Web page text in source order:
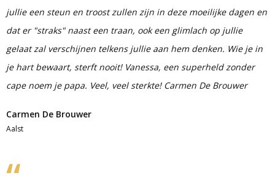
jullie een steun en troost zullen zijn in deze moeilijke dagen en
dat er "straks" naast een traan, ook een glimlach op jullie
gelaat zal verschijnen telkens jullie aan hem denken. Wie je in
je hart bewaart, sterft nooit! Vanessa, een superheld zonder
cape noem je papa. Veel, veel sterkte! Carmen De Brouwer
Carmen De Brouwer
Aalst